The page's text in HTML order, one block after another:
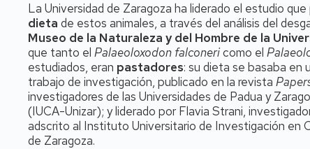
La Universidad de Zaragoza ha liderado el estudio
dieta de estos animales, a través del análisis del
Museo de la Naturaleza y del Hombre de la
que tanto el Palaeoloxodon falconericomo el
estudiados, eran pastadores: su dieta se basaba en
trabajo de investigación, publicado en la revista
investigadores de las Universidades de Padua y
(IUCA-Unizar); y liderado por Flavia Strani,
adscrito al Instituto Universitario de Investigación en
de Zaragoza.